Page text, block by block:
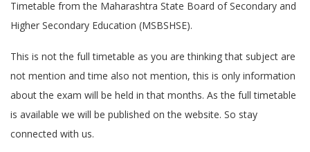
Timetable from the Maharashtra State Board of Secondary and
Higher Secondary Education (MSBSHSE).
This is not the full timetable as you are thinking that subject are
not mention and time also not mention, this is only information
about the exam will be held in that months. As the full timetable
is available we will be published on the website. So stay
connected with us.